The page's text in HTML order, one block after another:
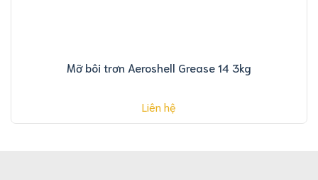
Mỡ bôi trơn Aeroshell Grease 14 3kg
Liên hệ